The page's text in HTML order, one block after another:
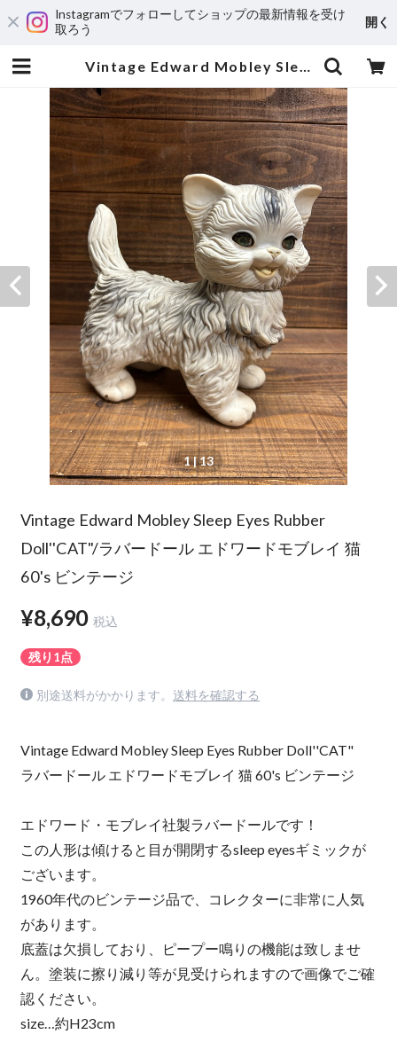
Instagramでフォローしてショップの最新情報を受け
取ろう
開く
Vintage Edward Mobley Sleep Eyes Rubber Doll''CAT"/ラバードール エドワードモブレイ 猫 60's ビンテージ | MOTORROCK KUSTOMSHOP ”FU’Z KORNER”
1| 13
Vintage Edward Mobley Sleep Eyes Rubber
Doll''CAT"/ラバードール エドワードモブレイ 猫
60's ビンテージ
¥8,690 税込
残り1点
別途送料がかかります。 送料を確認する
Vintage Edward Mobley Sleep Eyes Rubber Doll''CAT"
ラバードール エドワードモブレイ 猫 60's ビンテージ
エドワード・モブレイ社製ラバードールです！
この人形は傾けると目が開閉するsleep eyesギミックが
ございます。
1960年代のビンテージ品で、コレクターに非常に人気
があります。
底蓋は欠損しており、ピープー鳴りの機能は致しませ
ん。塗装に擦り減り等が見受けられますので画像でご確
認ください。
size…約H23cm